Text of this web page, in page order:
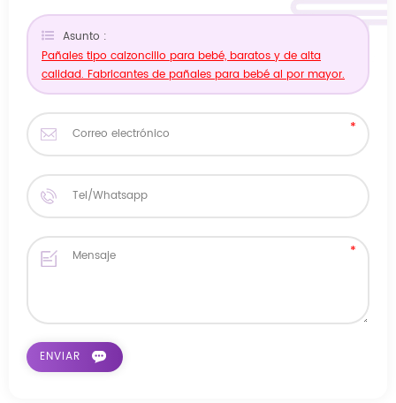
Asunto :
Pañales tipo calzoncillo para bebé, baratos y de alta
calidad. Fabricantes de pañales para bebé al por mayor.